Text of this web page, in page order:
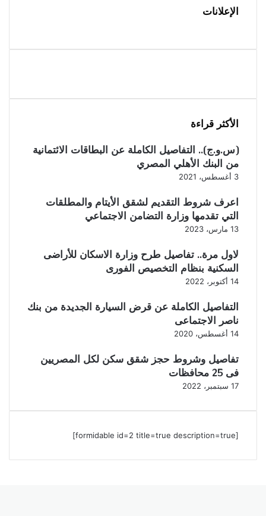
الإعلانات
الأكثر قراءة
(س.و.ج).. التفاصيل الكاملة عن البطاقات الائتمانية
من البنك الأهلي المصري
3 أغسطس، 2021
اعرف شروط التقديم لشقق الأيتام والمطلقات
التي تقدمها وزارة التضامن الاجتماعي
13 مارس، 2023
لاول مرة.. تفاصيل طرح وزارة الاسكان للأراضى
السكنية بنظام التخصيص الفورى
14 أكتوبر، 2022
التفاصيل الكاملة عن قرض السيارة الجديدة من بنك
ناصر الاجتماعى
14 أغسطس، 2020
تفاصيل وشروط حجز شقق سكن لكل المصريين
فى 25 محافظات
17 سبتمبر، 2022
[formidable id=2 title=true description=true]